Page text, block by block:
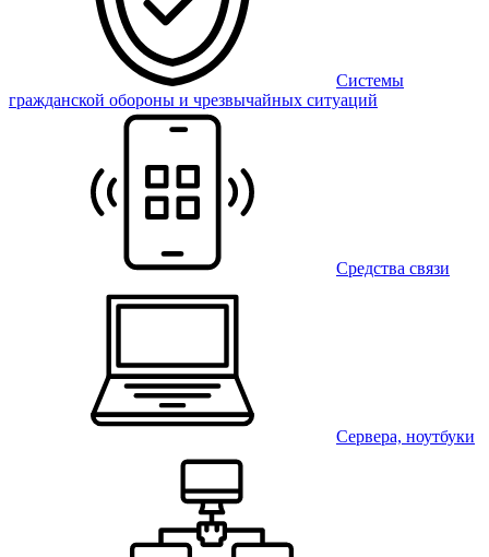
Системы
гражданской обороны и чрезвычайных ситуаций
Средства связи
Сервера, ноутбуки